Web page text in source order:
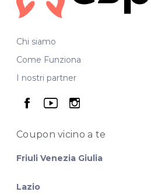
Chi siamo
Come Funziona
I nostri partner
seguici su
seguici su
seguici su
Coupon vicinoa te
Friuli Venezia Giulia
Lazio